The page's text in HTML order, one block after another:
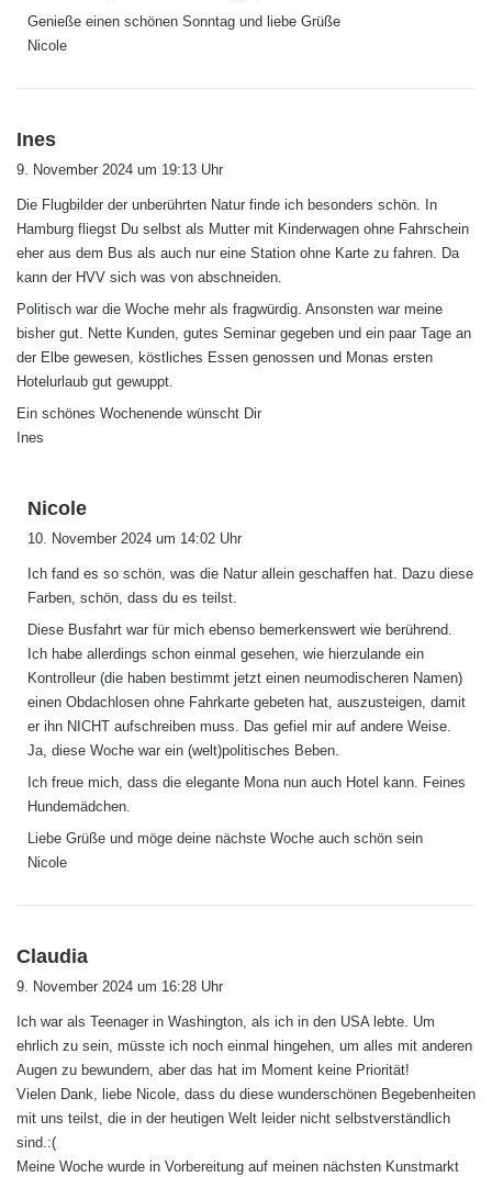
Genieße einen schönen Sonntag und liebe Grüße
Nicole
Ines
t
:
9. November 2024 um 19:13 Uhr
Die Flugbilder der unberührten Natur finde ich besonders schön. In
Hamburg fliegst Du selbst als Mutter mit Kinderwagen ohne Fahrschein
eher aus dem Bus als auch nur eine Station ohne Karte zu fahren. Da
kann der HVV sich was von abschneiden.
Politisch war die Woche mehr als fragwürdig. Ansonsten war meine
bisher gut. Nette Kunden, gutes Seminar gegeben und ein paar Tage an
der Elbe gewesen, köstliches Essen genossen und Monas ersten
Hotelurlaub gut gewuppt.
Ein schönes Wochenende wünscht Dir
Ines
Nicole
t
:
10. November 2024 um 14:02 Uhr
Ich fand es so schön, was die Natur allein geschaffen hat. Dazu diese
Farben, schön, dass du es teilst.
Diese Busfahrt war für mich ebenso bemerkenswert wie berührend.
Ich habe allerdings schon einmal gesehen, wie hierzulande ein
Kontrolleur (die haben bestimmt jetzt einen neumodischeren Namen)
einen Obdachlosen ohne Fahrkarte gebeten hat, auszusteigen, damit
er ihn NICHT aufschreiben muss. Das gefiel mir auf andere Weise.
Ja, diese Woche war ein (welt)politisches Beben.
Ich freue mich, dass die elegante Mona nun auch Hotel kann. Feines
Hundemädchen.
Liebe Grüße und möge deine nächste Woche auch schön sein
Nicole
Claudia
:
9. November 2024 um 16:28 Uhr
Ich war als Teenager in Washington, als ich in den USA lebte. Um
ehrlich zu sein, müsste ich noch einmal hingehen, um alles mit anderen
Augen zu bewundern, aber das hat im Moment keine Priorität!
Vielen Dank, liebe Nicole, dass du diese wunderschönen Begebenheiten
mit uns teilst, die in der heutigen Welt leider nicht selbstverständlich
sind.:(
Meine Woche wurde in Vorbereitung auf meinen nächsten Kunstmarkt